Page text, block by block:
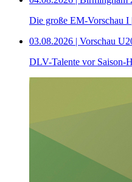
Die große EM-Vorschau I
03.08.2026 | Vorschau
DLV-Talente vor Saison-